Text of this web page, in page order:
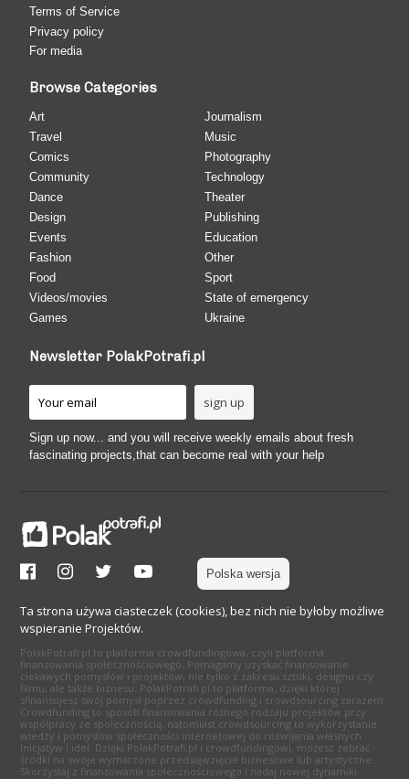
Terms of Service
Privacy policy
For media
Browse Categories
Art
Travel
Comics
Community
Dance
Design
Events
Fashion
Food
Videos/movies
Games
Journalism
Music
Photography
Technology
Theater
Publishing
Education
Other
Sport
State of emergency
Ukraine
Newsletter PolakPotrafi.pl
Sign up now... and you will receive weekly emails about fresh
fascinating projects,that can become real with your help
Polska wersja
Ta strona używa ciasteczek (cookies), bez nich nie byłoby możliwe
wspieranie Projektów.
PolakPotrafi.pl to platforma crowdfundingowa, czyli platforma
finansowania społecznościowego. Pomagamy uzyskać finansowanie
ciekawych pomysłów i projektów, nie tylko z zakresu sztuki, designu czy
filmu, ale także biznesu. PolakPotrafi.pl to platforma, dzięki której
sfinansujesz swój pomysł poprzez crowdfunding i crowdsourcing zarazem.
Crowdfunding to sposób finansowania różnego rodzaju projektów przy
współpracy ze społecznością, natomiast crowdsourcing to wykorzystanie
wiedzy i pomysłów społeczności internetowej do rozwijania własnych
inicjatyw i idei. Dzięki PolakPotrafi.pl i crowdfundingowi, możesz zebrać
środki na swoje wymarzone przedsięwzięcie biznesowe lub artystyczne.
Skorzystaj z finansowania społecznościowego i nadaj nowej dynamiki